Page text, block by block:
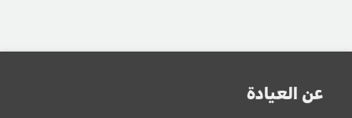
عن العيادة